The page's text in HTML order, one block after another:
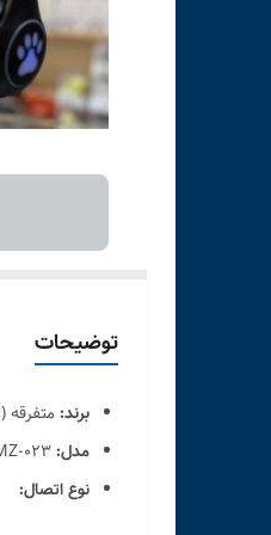
توضیحات
برند: متفرقه (Generic)
مدل:
نوع اتصال: